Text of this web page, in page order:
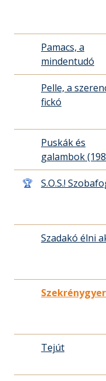
Pamacs, a
mindentudó
Pelle, a
fickó
Puskák és
galambok
🏆 S.O.S.!
Szadakó élni
Tejút